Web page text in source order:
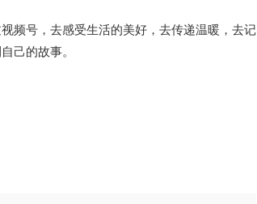
频号，去感受生活的美好，去传递温暖，去记
己的故事。